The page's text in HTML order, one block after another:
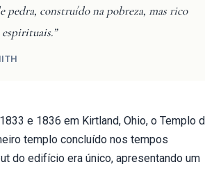
pedra, construído na pobreza, mas rico
espirituais.”
e 1836 em Kirtland, Ohio, o Templo
templo concluído nos tempos
do edifício era único, apresentando um